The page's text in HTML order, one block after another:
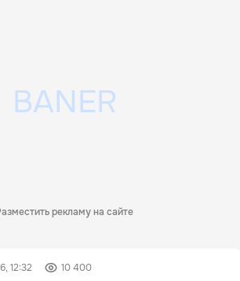
рекламу на сайте
12:32 10 400